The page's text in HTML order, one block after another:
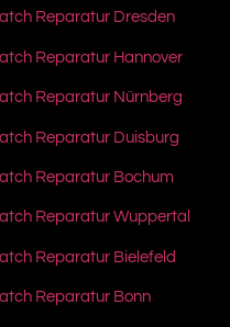
Reparatur Dresden
Reparatur Hannover
Reparatur Nürnberg
Reparatur Duisburg
Reparatur Bochum
Reparatur Wuppertal
Reparatur Bielefeld
Reparatur Bonn